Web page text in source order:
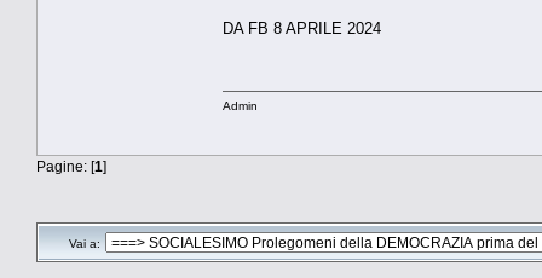
DA FB 8 APRILE 2024
Admin
Pagine: [1]
Vai a: